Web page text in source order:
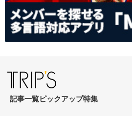
記事一覧ピックアップ特集